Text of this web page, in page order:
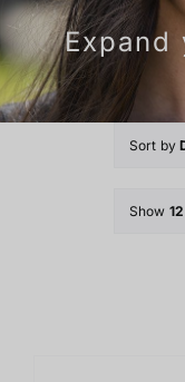
Expand
Sort by
Show